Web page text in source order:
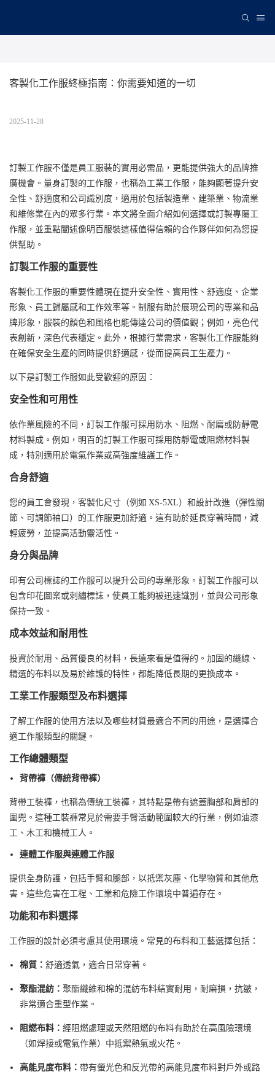
客製化工作服終極指南：你需要知道的一切
2025-11-28
訂製工作服不僅是員工服裝的實用必需品，更能提供強大的品牌推
廣機會。量身訂製的工作服，也稱為工業工作服，能夠顯著提升安
全性、舒適度和公司識別度，適用於包括製造業、建築業、物流業
和維修業在內的眾多行業。本文將全面介紹如何選擇或訂製專屬工
作服，並重點闡述像明百服裝這樣值得信賴的合作夥伴如何為您提
供幫助。
訂製工作服的重要性
客製化工作服的重要性體現在提升安全性、實用性、舒適度、企業
形象、員工歸屬感和工作效率等。制服有助於展現公司的專業和品
牌形象，服裝的顏色和風格也能傳達公司的價值觀；例如，亮色代
表創新，深色代表穩定。此外，根據行業需求，客製化工作服能夠
在確保安全生產的同時提供舒適感，從而提高員工生產力。
以下是訂製工作服如此受歡迎的原因：
安全性和可用性
依作業風險的不同，訂製工作服可採用防水、阻燃、耐磨或防靜電
材料製成。例如，明百的訂製工作服可採用防靜電或阻燃材料製
成，特別適用於電氣作業或高強度維護工作。
合身舒適
您的員工會發現，客製化尺寸（例如 XS-5XL）和設計改進（彈性關
節、可調節袖口）的工作服更加舒適。這有助於延長穿著時間，減
輕疲勞，並提高活動靈活性。
身分與品牌
印有公司標誌的工作服可以提升公司的專業形象。訂製工作服可以
包含印花圖案或刺繡標誌，使員工能夠被迅速識別，並與公司形象
保持一致。
成本效益和耐用性
投資於耐用、品質優良的材料，長遠來看是值得的。加固的縫線、
精選的布料以及易於維護的特性，都能降低長期的更換成本。
工業工作服類型及布料選擇
了解工作服的使用方法以及哪些材質最適合不同的用途，是選擇合
適工作服類型的關鍵。
工作總體類型
背帶褲（傳統背帶褲）
背帶工裝褲，也稱為傳統工裝褲，其特點是帶有遮蓋胸部和肩部的
圍兜。這種工裝褲常見於需要手臂活動範圍較大的行業，例如油漆
工、木工和機械工人。
連體工作服與連體工作服
提供全身防護，包括手臂和腿部，以抵禦灰塵、化學物質和其他危
害。這些危害在工程、工業和危險工作環境中普遍存在。
功能和布料選擇
工作服的設計必須考慮其使用環境。常見的布料和工藝選擇包括：
棉質： 舒適透氣，適合日常穿著。
聚酯混紡： 聚酯纖維和棉的混紡布料結實耐用，耐磨損，抗皺，
非常適合重型作業。
阻燃布料： 經阻燃處理或天然阻燃的布料有助於在高風險環境
（如焊接或電氣作業）中抵禦熱氣或火花。
高能見度布料： 帶有螢光色和反光帶的高能見度布料對戶外或路